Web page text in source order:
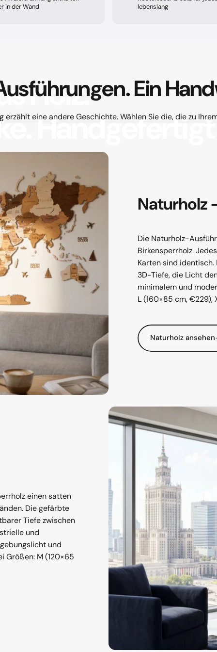
Holz.
Handgefertigt
in der Wand
lebenslang
Ein
erzählt eine andere Geschichte. Wählen Sie die, die zu
Naturholz
Die Naturholz-
Birkensperrholz.
Karten sind
3D-Tiefe, die Licht
minimalem und
L (160×85 cm, €229),
Naturholz ansehen
einen satten
Die gefärbte
Tiefe zwischen
und
und
Größen: M (120×65